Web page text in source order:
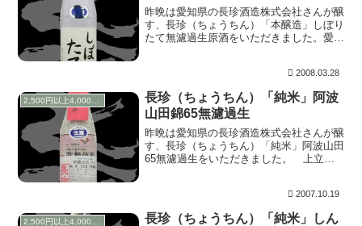
昨晩は愛知県の長珍酒造株式会社さんが醸
す、長珍（ちょうちん）「本醸造」しぼり
たて無濾過生原酒をいただきました。愛知
す。開栓は購入当日ですが、冷蔵生熟まで
楽しませていた...
2008.03.28
2,500円以上4,000円未満
長珍（ちょうちん）「純米」阿波
山田錦65無濾過生
昨晩は愛知県の長珍酒造株式会社さんが醸
す、長珍（ちょうちん）「純米」阿波山田
65無濾過生をいただきました。 上立ち
ほのかに残っており、これがファーストア
タックとなる...
2007.10.19
長珍（ちょうちん）「純米」しん